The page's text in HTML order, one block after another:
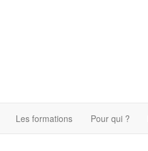
Les formations Pour qui ?